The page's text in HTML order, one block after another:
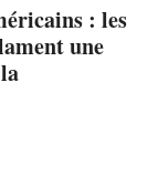
: les
une